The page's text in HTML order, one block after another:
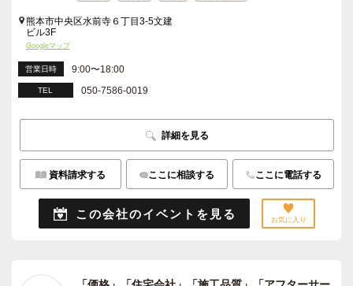
熊本市中央区水前寺６丁目3-5文建
ビル3F
Googleマップ
営業日時 9:00〜18:00
TEL 050-7586-0019
この会社のイベントを見る お気に入り
詳細を見る
資料請求する ここに相談する ここに電話する